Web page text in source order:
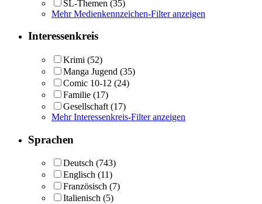
SL-Themen (35)
Mehr Medienkennzeichen-Filter anzeigen
Interessenkreis
Krimi (52)
Manga Jugend (35)
Comic 10-12 (24)
Familie (17)
Gesellschaft (17)
Mehr Interessenkreis-Filter anzeigen
Sprachen
Deutsch (743)
Englisch (11)
Französisch (7)
Italienisch (5)